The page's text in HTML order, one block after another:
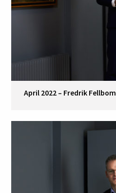
April 2022 – Fredrik Fellbom